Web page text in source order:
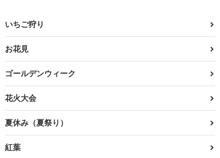
いちご狩り
お花見
ゴールデンウィーク
花火大会
夏休み（夏祭り）
紅葉